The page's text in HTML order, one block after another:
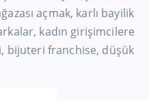
açmak, karlı bayilik
kadın girişimcilere
bijuteri franchise, düşük